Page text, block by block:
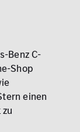
Benz C-
Shop
einen